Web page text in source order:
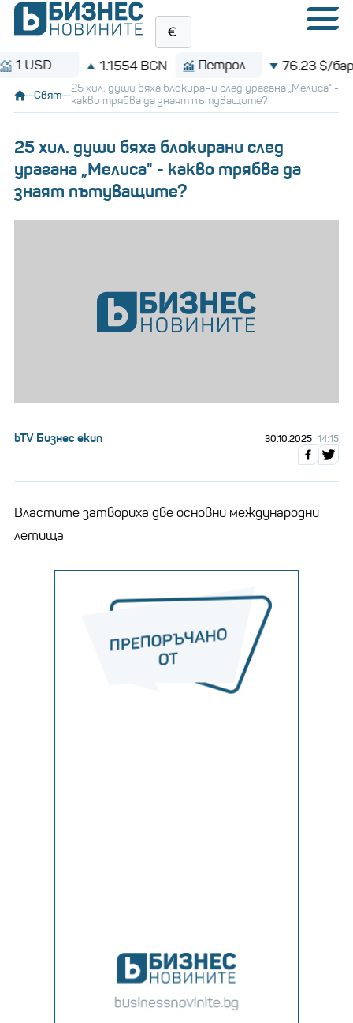
1.1554 BGN Петрол 76.23 $/барел
Свят
25 хил. души бяха блокирани след урагана „Мелиса" -
какво трябва да знаят пътуващите?
25 хил. души бяха блокирани след
урагана „Мелиса" - какво трябва да
знаят пътуващите?
bTV Бизнес екип 30.10.2025 14:15
Властите затвориха две основни международни
летища